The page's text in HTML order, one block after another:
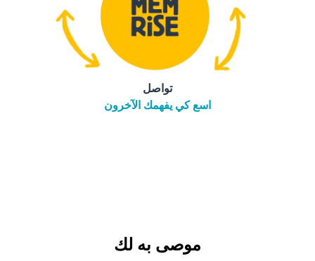
تواصل
اسع كي يفهمك الآخرون
موصى به لك